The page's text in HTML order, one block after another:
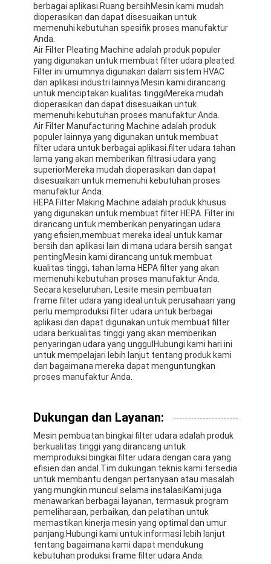
Mesin Memukau Otomatis
Mesin Memukau Semi Otomatis
Frame Welder
Filter Hepa AC
Filter Pembersih Udara
Filter Tas Aluminium
Filter Kantong Debu
Mesin Lipat Origami
Mesin Jahitan Ultrasonik
Filter udara Mesin pembuatan kerangka
Filter Tas Hepa
berbagai aplikasi.Ruang bersihMesin kami mudah
dioperasikan dan dapat disesuaikan untuk
memenuhi kebutuhan spesifik proses manufaktur
Anda.
Air Filter Pleating Machine adalah produk populer
yang digunakan untuk membuat filter udara pleated.
Filter ini umumnya digunakan dalam sistem HVAC
dan aplikasi industri lainnya.Mesin kami dirancang
untuk menciptakan kualitas tinggiMereka mudah
dioperasikan dan dapat disesuaikan untuk
memenuhi kebutuhan proses manufaktur Anda.
Air Filter Manufacturing Machine adalah produk
populer lainnya yang digunakan untuk membuat
filter udara untuk berbagai aplikasi.filter udara tahan
lama yang akan memberikan filtrasi udara yang
superiorMereka mudah dioperasikan dan dapat
disesuaikan untuk memenuhi kebutuhan proses
manufaktur Anda.
HEPA Filter Making Machine adalah produk khusus
yang digunakan untuk membuat filter HEPA. Filter ini
dirancang untuk memberikan penyaringan udara
yang efisien,membuat mereka ideal untuk kamar
bersih dan aplikasi lain di mana udara bersih sangat
pentingMesin kami dirancang untuk membuat
kualitas tinggi, tahan lama HEPA filter yang akan
memenuhi kebutuhan proses manufaktur Anda.
Secara keseluruhan, Lesite mesin pembuatan
frame filter udara yang ideal untuk perusahaan yang
perlu memproduksi filter udara untuk berbagai
aplikasi.dan dapat digunakan untuk membuat filter
udara berkualitas tinggi yang akan memberikan
penyaringan udara yang unggulHubungi kami hari ini
untuk mempelajari lebih lanjut tentang produk kami
dan bagaimana mereka dapat menguntungkan
proses manufaktur Anda.
Dukungan dan Layanan:
Mesin pembuatan bingkai filter udara adalah produk
berkualitas tinggi yang dirancang untuk
memproduksi bingkai filter udara dengan cara yang
efisien dan andal.Tim dukungan teknis kami tersedia
untuk membantu dengan pertanyaan atau masalah
yang mungkin muncul selama instalasiKami juga
menawarkan berbagai layanan, termasuk program
pemeliharaan, perbaikan, dan pelatihan untuk
memastikan kinerja mesin yang optimal dan umur
panjang.Hubungi kami untuk informasi lebih lanjut
tentang bagaimana kami dapat mendukung
kebutuhan produksi frame filter udara Anda.